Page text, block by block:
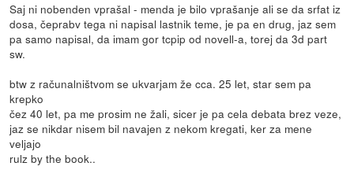
Saj ni nobenden vprašal - menda je bilo vprašanje ali se da srfat iz
dosa, čeprabv tega ni napisal lastnik teme, je pa en drug, jaz sem
pa samo napisal, da imam gor tcpip od novell-a, torej da 3d part
sw.
btw z računalništvom se ukvarjam že cca. 25 let, star sem pa
krepko
čez 40 let, pa me prosim ne žali, sicer je pa cela debata brez veze,
jaz se nikdar nisem bil navajen z nekom kregati, ker za mene
veljajo
rulz by the book..